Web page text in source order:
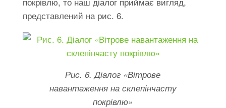
представлений на рис. 6.
Рис. 6. Діалог «Вітрове
навантаження на склепінчасту
покрівлю»